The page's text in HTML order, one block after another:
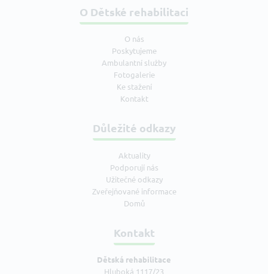
O Dětské rehabilitaci
O nás
Poskytujeme
Ambulantní služby
Fotogalerie
Ke stažení
Kontakt
Důležité odkazy
Aktuality
Podporují nás
Užitečné odkazy
Zveřejňované informace
Domů
Kontakt
Dětská rehabilitace
Hluboká 1117/23